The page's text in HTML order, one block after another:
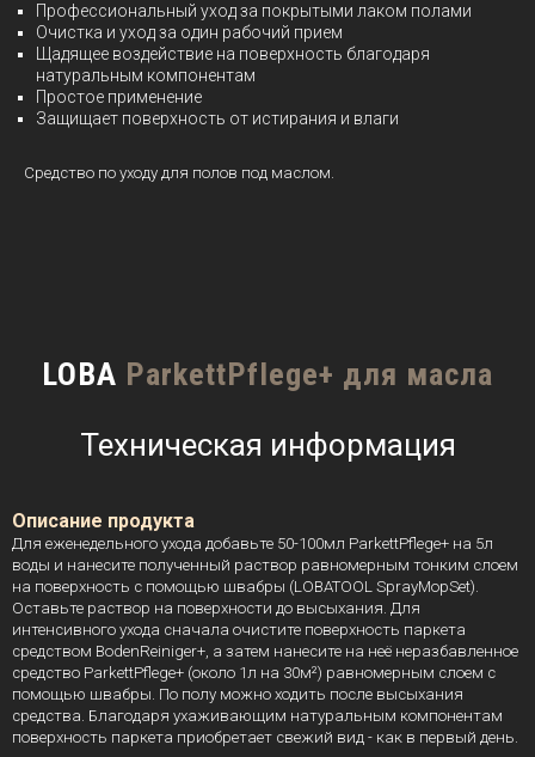
Профессиональный уход за покрытыми лаком полами
Очистка и уход за один рабочий прием
Щадящее воздействие на поверхность благодаря
натуральным компонентам
Простое применение
Защищает поверхность от истирания и влаги
Средство по уходу для полов под маслом.
LOBA ParkettPflege+ для масла
Техническая информация
Описание продукта
Для еженедельного ухода добавьте 50-100мл ParkettPflege+ на 5л
воды и нанесите полученный раствор равномерным тонким слоем
на поверхность с помощью швабры (LOBATOOL SprayMopSet).
Оставьте раствор на поверхности до высыхания. Для
интенсивного ухода сначала очистите поверхность паркета
средством BodenReiniger+, а затем нанесите на неё неразбавленное
средство ParkettPflege+ (около 1л на 30м²) равномерным слоем с
помощью швабры. По полу можно ходить после высыхания
средства. Благодаря ухаживающим натуральным компонентам
поверхность паркета приобретает свежий вид - как в первый день.